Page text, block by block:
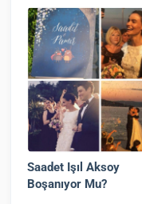
Saadet Işıl Aksoy
Boşanıyor Mu?